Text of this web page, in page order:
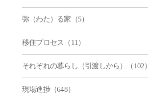
弥（わた）る家（5）
移住プロセス（11）
それぞれの暮らし（引渡しから）（102）
現場進捗（648）